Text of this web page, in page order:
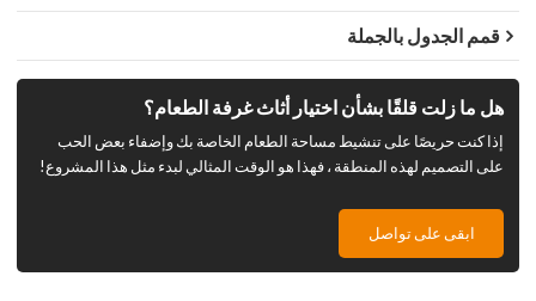
قمم الجدول بالجملة
هل ما زلت قلقًا بشأن اختيار أثاث غرفة الطعام؟
إذا كنت حريصًا على تنشيط مساحة الطعام الخاصة بك وإضفاء بعض الحب
على التصميم لهذه المنطقة ، فهذا هو الوقت المثالي لبدء مثل هذا المشروع!
ابقى على تواصل